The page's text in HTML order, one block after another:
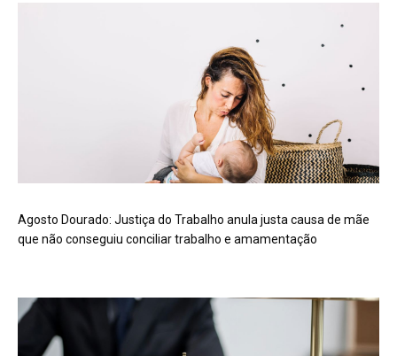
Agosto Dourado: Justiça do Trabalho anula justa causa de mãe
que não conseguiu conciliar trabalho e amamentação